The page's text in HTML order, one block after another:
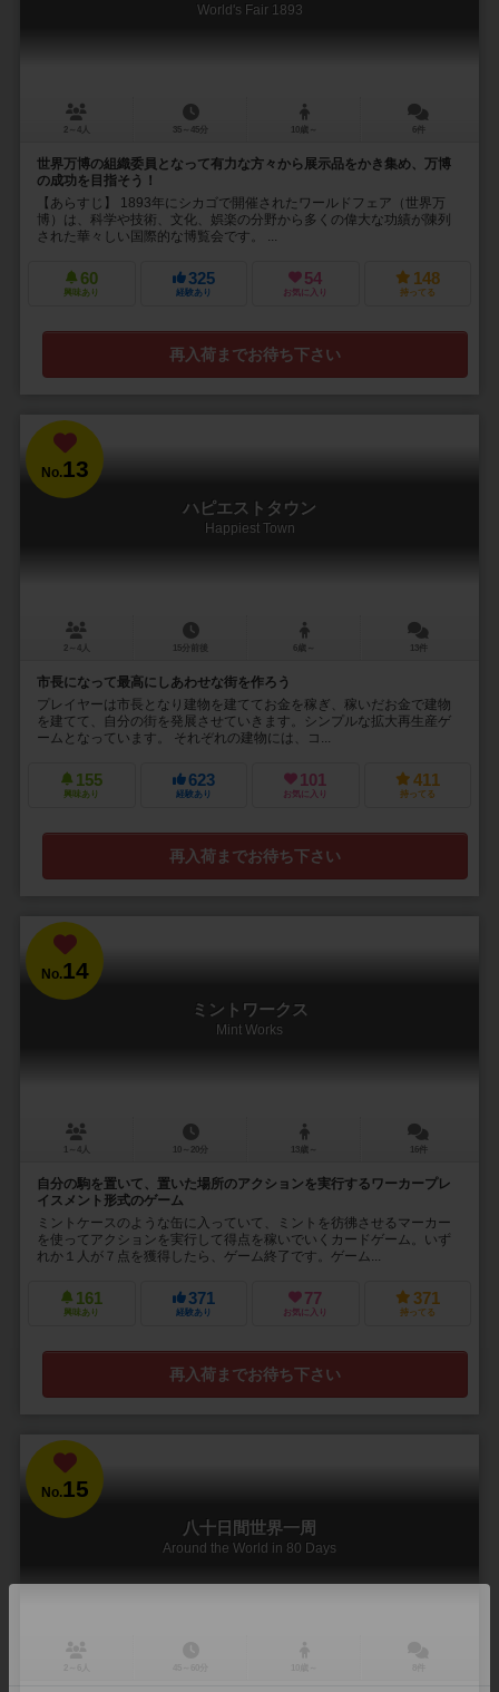
World's Fair 1893
2～4人 35～45分 10歳～ 6件
世界万博の組織委員となって有力な方々から展示品をかき集め、万博
の成功を目指そう！
【あらすじ】 1893年にシカゴで開催されたワールドフェア（世界万
博）は、科学や技術、文化、娯楽の分野から多くの偉大な功績が陳列
された華々しい国際的な博覧会です。 ...
60
興味あり
325
経験あり
54
お気に入り
148
持ってる
再入荷までお待ち下さい
No.13
ハピエストタウン
Happiest Town
2～4人 15分前後 6歳～ 13件
市長になって最高にしあわせな街を作ろう
プレイヤーは市長となり建物を建ててお金を稼ぎ、稼いだお金で建物
を建てて、自分の街を発展させていきます。シンプルな拡大再生産ゲ
ームとなっています。 それぞれの建物には、コ...
155
興味あり
623
経験あり
101
お気に入り
411
持ってる
再入荷までお待ち下さい
No.14
ミントワークス
Mint Works
1～4人 10～20分 13歳～ 16件
自分の駒を置いて、置いた場所のアクションを実行するワーカープレ
イスメント形式のゲーム
ミントケースのような缶に入っていて、ミントを彷彿させるマーカー
を使ってアクションを実行して得点を稼いでいくカードゲーム。いず
れか１人が７点を獲得したら、ゲーム終了です。ゲーム...
161
興味あり
371
経験あり
77
お気に入り
371
持ってる
再入荷までお待ち下さい
No.15
八十日間世界一周
Around the World in 80 Days